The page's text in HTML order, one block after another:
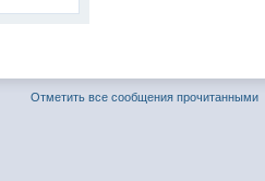
Отметить все сообщения прочитанными